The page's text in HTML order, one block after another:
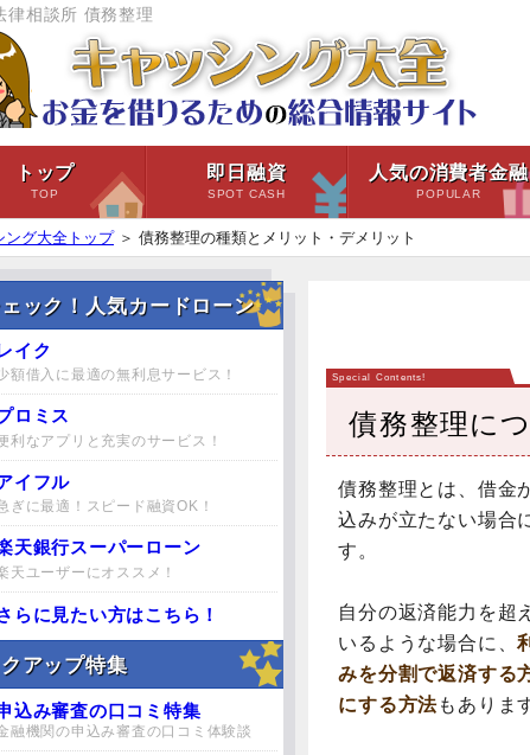
律相談所 債務整理
トップ
TOP
即日融資
SPOT CASH
人気の消費者金融
POPULAR
ング大全トップ＞ 債務整理の種類とメリット・デメリット
債務整理に
債務整理とは、借金
込みが立たない場合
す。
自分の返済能力を超
いるような場合に、
みを分割で返済する
にする方法もありま
ック！人気カードローン
イク
額借入に最適の無利息サービス！
ロミス
利なアプリと充実のサービス！
イフル
ぎに最適！スピード融資OK！
天銀行スーパーローン
天ユーザーにオススメ！
らに見たい方はこちら！
アップ特集
込み審査の口コミ特集
融機関の申込み審査の口コミ体験談